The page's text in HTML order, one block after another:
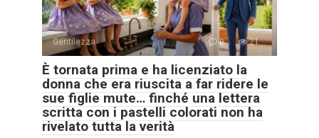
Gentilezza 0 21
È tornata prima e ha licenziato la
donna che era riuscita a far ridere le
sue figlie mute… finché una lettera
scritta con i pastelli colorati non ha
rivelato tutta la verità